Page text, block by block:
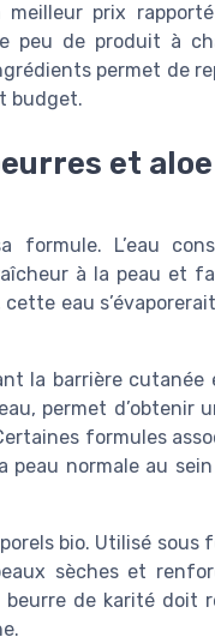
prix
peu de produit à
permet de
budget.
et aloe
L’eau
à la peau et
eau
la barrière cutanée
permet d’obtenir
formules
normale au sein
bio. Utilisé sous
sèches et
de karité doit